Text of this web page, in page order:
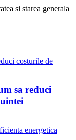
si starea generala
sa reduci